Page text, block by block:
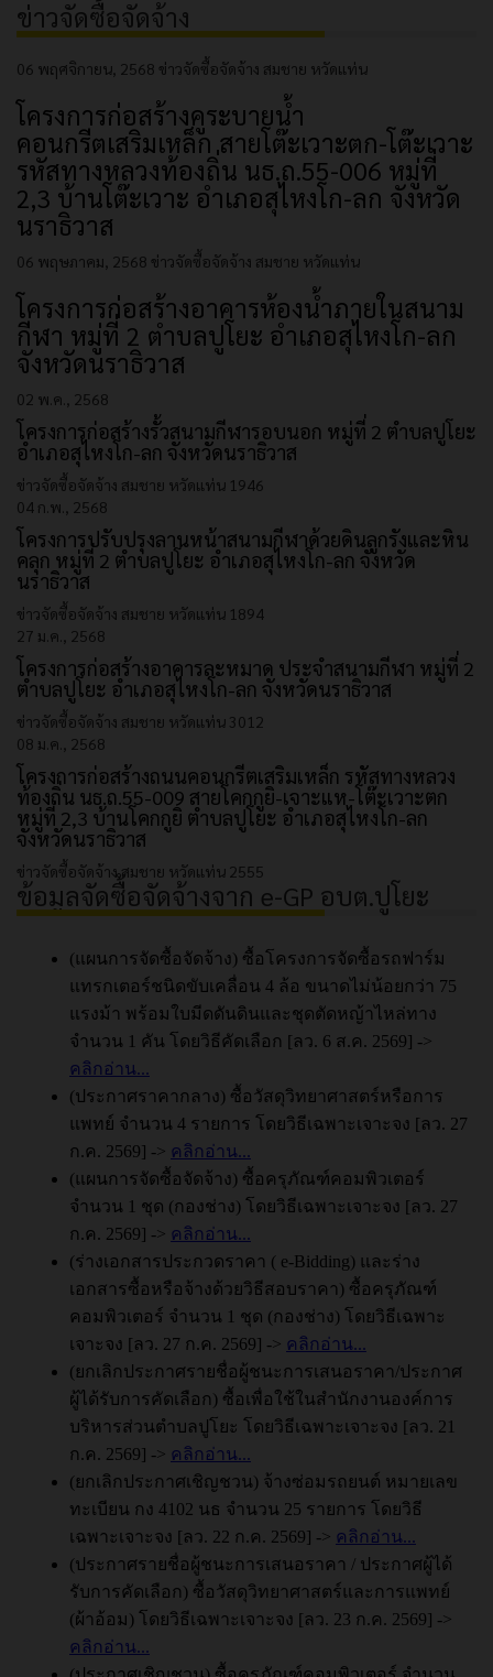
ข่าวจัดซื้อจัดจ้าง
06 พฤศจิกายน, 2568 ข่าวจัดซื้อจัดจ้าง สมชาย หวัดแท่น
โครงการก่อสร้างคูระบายน้ำ
คอนกรีตเสริมเหล็ก สายโต๊ะเวาะตก-โต๊ะเวาะ
รหัสทางหลวงท้องถิ่น นธ.ถ.55-006 หมู่ที่
2,3 บ้านโต๊ะเวาะ อำเภอสุไหงโก-ลก จังหวัด
นราธิวาส
06 พฤษภาคม, 2568 ข่าวจัดซื้อจัดจ้าง สมชาย หวัดแท่น
โครงการก่อสร้างอาคารห้องน้ำภายในสนาม
กีฬา หมู่ที่ 2 ตำบลปูโยะ อำเภอสุไหงโก-ลก
จังหวัดนราธิวาส
02 พ.ค., 2568
โครงการก่อสร้างรั้วสนามกีฬารอบนอก หมู่ที่ 2 ตำบลปูโยะ
อำเภอสุไหงโก-ลก จังหวัดนราธิวาส
ข่าวจัดซื้อจัดจ้าง สมชาย หวัดแท่น 1946
04 ก.พ., 2568
โครงการปรับปรุงลานหน้าสนามกีฬาด้วยดินลูกรังและหิน
คลุก หมู่ที่ 2 ตำบลปูโยะ อำเภอสุไหงโก-ลก จังหวัด
นราธิวาส
ข่าวจัดซื้อจัดจ้าง สมชาย หวัดแท่น 1894
27 ม.ค., 2568
โครงการก่อสร้างอาคารละหมาด ประจำสนามกีฬา หมู่ที่ 2
ตำบลปูโยะ อำเภอสุไหงโก-ลก จังหวัดนราธิวาส
ข่าวจัดซื้อจัดจ้าง สมชาย หวัดแท่น 3012
08 ม.ค., 2568
โครงการก่อสร้างถนนคอนกรีตเสริมเหล็ก รหัสทางหลวง
ท้องถิ่น นธ.ถ.55-009 สายโคกกูยิ-เจาะแห-โต๊ะเวาะตก
หมู่ที่ 2,3 บ้านโคกกูยิ ตำบลปูโยะ อำเภอสุไหงโก-ลก
จังหวัดนราธิวาส
ข่าวจัดซื้อจัดจ้าง สมชาย หวัดแท่น 2555
ข้อมูลจัดซื้อจัดจ้างจาก e-GP อบต.ปูโยะ